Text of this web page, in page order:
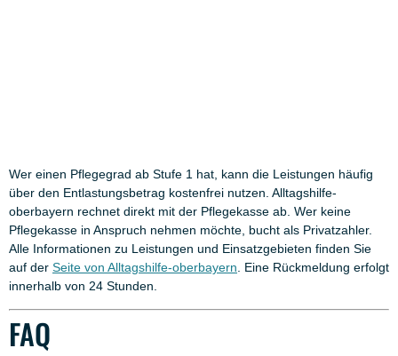
Wer einen Pflegegrad ab Stufe 1 hat, kann die Leistungen häufig
über den Entlastungsbetrag kostenfrei nutzen. Alltagshilfe-
oberbayern rechnet direkt mit der Pflegekasse ab. Wer keine
Pflegekasse in Anspruch nehmen möchte, bucht als Privatzahler.
Alle Informationen zu Leistungen und Einsatzgebieten finden Sie
auf der Seite von Alltagshilfe-oberbayern . Eine Rückmeldung erfolgt
innerhalb von 24 Stunden.
FAQ